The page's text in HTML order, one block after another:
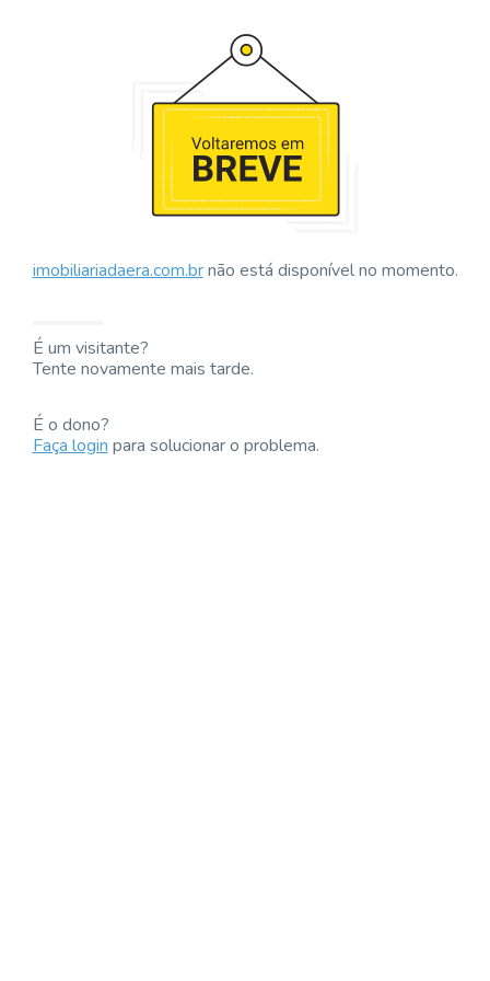
imobiliariadaera.com.brnão está disponível no momento.
É um visitante?
Tente novamente mais tarde.
É o dono?
Faça loginpara solucionar o problema.